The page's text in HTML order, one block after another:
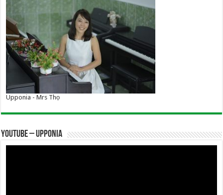
Upponia - Mrs Thọ
YOUTUBE – UPPONIA